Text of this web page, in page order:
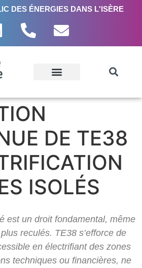
DES ÉNERGIES DANS L'ISÈRE
DE TE38
ISOLÉS
est un droit fondamental, même
reculés. TE38 s’efforce de
en électrifiant des zones
techniques ou financières, ne